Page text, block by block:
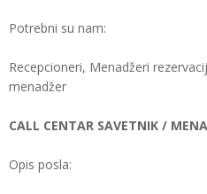
Potrebni su nam:
Recepcioneri, Menadžeri
menadžer
CALL CENTAR SAVETNIK /
Opis posla: